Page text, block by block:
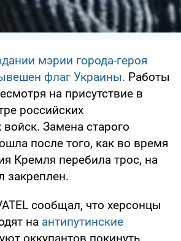
мэрии города-героя
флаг Украины. Работы
на присутствие в
российских
Замена старого
после того, как во время
Кремля перебила трос, на
закреплен.
сообщал, что херсонцы
на антипутинские
оккупантов покинуть